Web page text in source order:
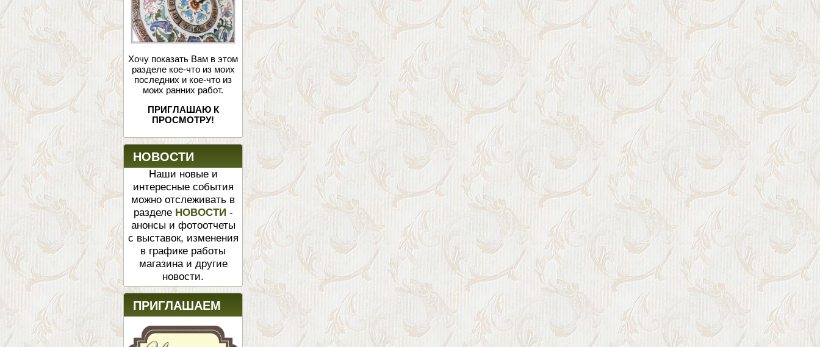
Хочу показать Вам в этом
разделе кое-что из моих
последних и кое-что из
моих ранних работ.
ПРИГЛАШАЮ К
ПРОСМОТРУ!
НОВОСТИ
Наши новые и
интересные события
можно отслеживать в
разделе НОВОСТИ -
анонсы и фотоотчеты
с выставок, изменения
в графике работы
магазина и другие
новости.
ПРИГЛАШАЕМ